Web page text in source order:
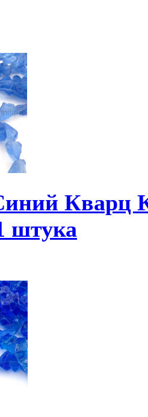
Кварц
штука